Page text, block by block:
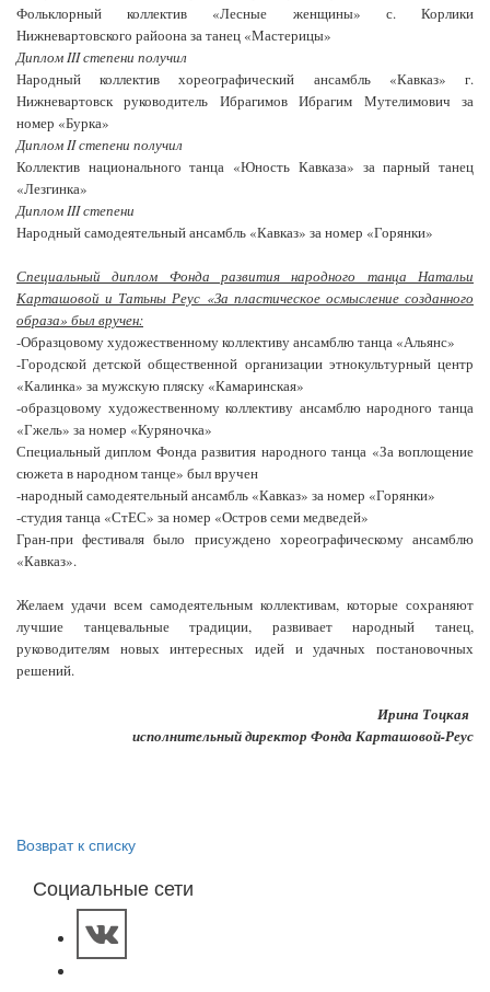
Фольклорный коллектив «Лесные женщины» с. Корлики
Нижневартовского райоона за танец «Мастерицы»
Диплом III степени получил
Народный коллектив хореографический ансамбль «Кавказ» г.
Нижневартовск руководитель Ибрагимов Ибрагим Мутелимович за
номер «Бурка»
Диплом II степени получил
Коллектив национального танца «Юность Кавказа» за парный танец
«Лезгинка»
Диплом III степени
Народный самодеятельный ансамбль «Кавказ» за номер «Горянки»
Специальный диплом Фонда развития народного танца Натальи
Карташовой и Татьны Реус «За пластическое осмысление созданного
образа» был вручен:
-Образцовому художественному коллективу ансамблю танца «Альянс»
-Городской детской общественной организации этнокультурный центр
«Калинка» за мужскую пляску «Камаринская»
-образцовому художественному коллективу ансамблю народного танца
«Гжель» за номер «Куряночка»
Специальный диплом Фонда развития народного танца «За воплощение
сюжета в народном танце» был вручен
-народный самодеятельный ансамбль «Кавказ» за номер «Горянки»
-студия танца «СтЕС» за номер «Остров семи медведей»
Гран-при фестиваля было присуждено хореографическому ансамблю
«Кавказ».
Желаем удачи всем самодеятельным коллективам, которые сохраняют
лучшие танцевальные традиции, развивает народный танец,
руководителям новых интересных идей и удачных постановочных
решений.
Ирина Тоцкая
исполнительный директор Фонда Карташовой-Реус
Возврат к списку
Социальные сети